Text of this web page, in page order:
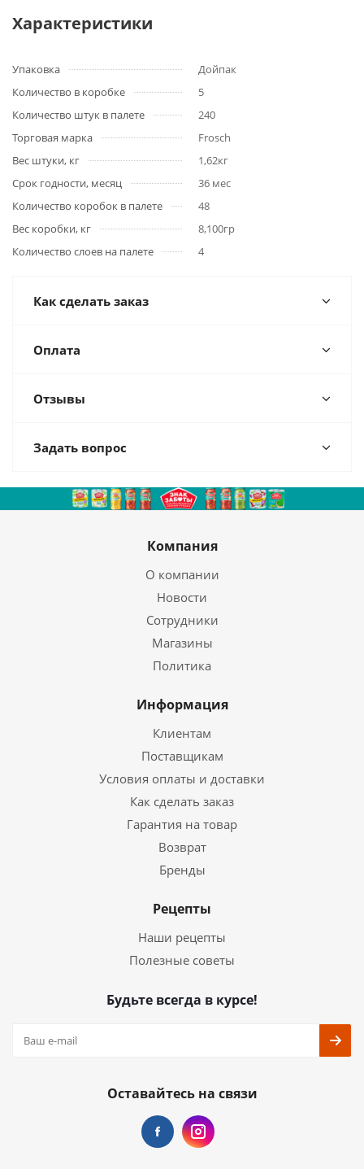
Характеристики
Упаковка
Дойпак
Количество в коробке
5
Количество штук в палете
240
Торговая марка
Frosch
Вес штуки, кг
1,62кг
Срок годности, месяц
36 мес
Количество коробок в палете
48
Вес коробки, кг
8,100гр
Количество слоев на палете
4
Как сделать заказ
Оплата
Отзывы
Задать вопрос
Компания
О компании
Новости
Сотрудники
Магазины
Политика
Информация
Клиентам
Поставщикам
Условия оплаты и доставки
Как сделать заказ
Гарантия на товар
Возврат
Бренды
Рецепты
Наши рецепты
Полезные советы
Будьте всегда в курсе!
Оставайтесь на связи